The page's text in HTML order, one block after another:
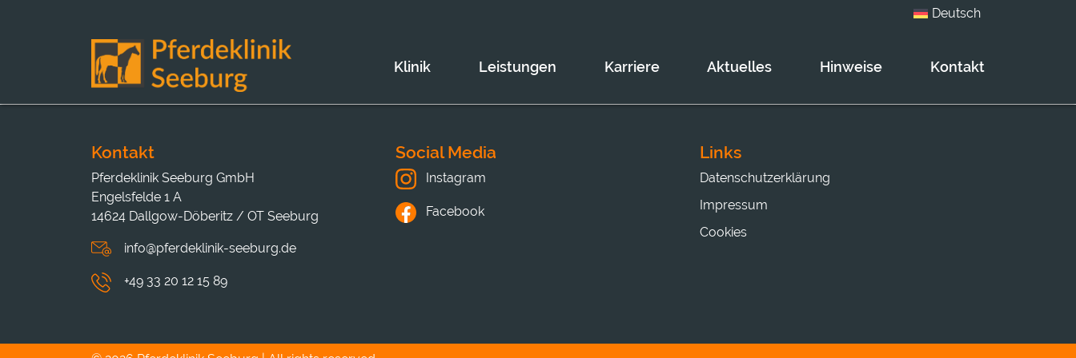
Deutsch
Klinik Leistungen Karriere Aktuelles Hinweise Kontakt
Kontakt
Pferdeklinik Seeburg GmbH
Engelsfelde 1 A
14624 Dallgow-Döberitz / OT Seeburg
info@pferdeklinik-seeburg.de
+49 33 20 12 15 89
Social Media
Instagram
Facebook
Links
Datenschutzerklärung
Impressum
Cookies